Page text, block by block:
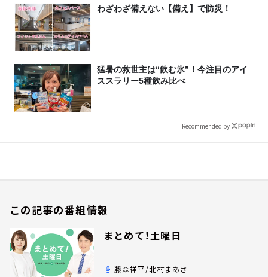
わざわざ備えない【備え】で防災！
猛暑の救世主は“飲む氷”！今注目のアイ
ススラリー5種飲み比べ
Recommended by
この記事の番組情報
まとめて！土曜日
藤森祥平/北村まあさ